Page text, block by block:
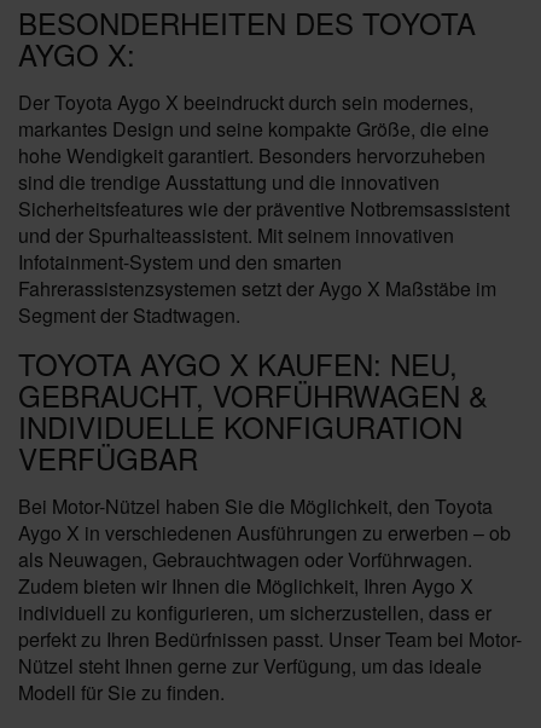
BESONDERHEITEN DES TOYOTA
AYGO X:
Der Toyota Aygo X beeindruckt durch sein modernes,
markantes Design und seine kompakte Größe, die eine
hohe Wendigkeit garantiert. Besonders hervorzuheben
sind die trendige Ausstattung und die innovativen
Sicherheitsfeatures wie der präventive Notbremsassistent
und der Spurhalteassistent. Mit seinem innovativen
Infotainment-System und den smarten
Fahrerassistenzsystemen setzt der Aygo X Maßstäbe im
Segment der Stadtwagen.
TOYOTA AYGO X KAUFEN: NEU,
GEBRAUCHT, VORFÜHRWAGEN &
INDIVIDUELLE KONFIGURATION
VERFÜGBAR
Bei Motor-Nützel haben Sie die Möglichkeit, den Toyota
Aygo X in verschiedenen Ausführungen zu erwerben – ob
als Neuwagen, Gebrauchtwagen oder Vorführwagen.
Zudem bieten wir Ihnen die Möglichkeit, Ihren Aygo X
individuell zu konfigurieren, um sicherzustellen, dass er
perfekt zu Ihren Bedürfnissen passt. Unser Team bei Motor-
Nützel steht Ihnen gerne zur Verfügung, um das ideale
Modell für Sie zu finden.